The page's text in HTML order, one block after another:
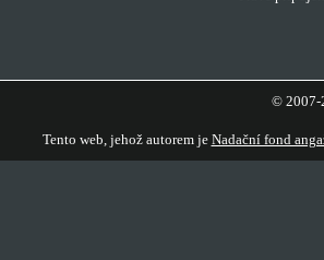
© 2007-
Tento web, jehož autorem je Nadační fond